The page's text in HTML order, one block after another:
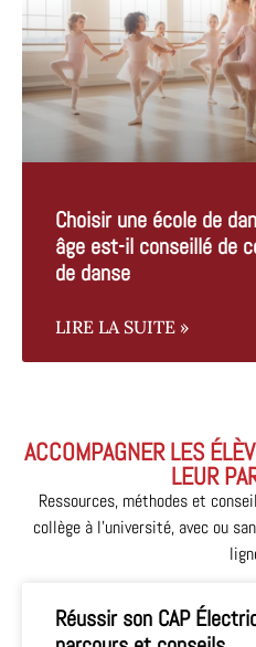
Choisir une école de
âge est-il conseillé de
de danse
LIRE LA SUITE »
ACCOMPAGNER LES
LEUR
Ressources, méthodes et
collège à l’université, avec ou
Réussir son CAP